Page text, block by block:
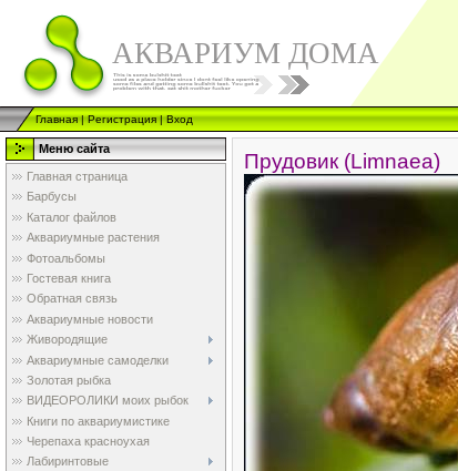
АКВАРИУМ ДОМА
Главная|Регистрация|Вход
Меню сайта
Главная страница
Барбусы
Каталог файлов
Аквариумные растения
Фотоальбомы
Гостевая книга
Обратная связь
Аквариумные новости
Живородящие
Аквариумные самоделки
Золотая рыбка
ВИДЕОРОЛИКИ моих рыбок
Книги по аквариумистике
Черепаха красноухая
Лабиринтовые
Прудовик (Limnaea)